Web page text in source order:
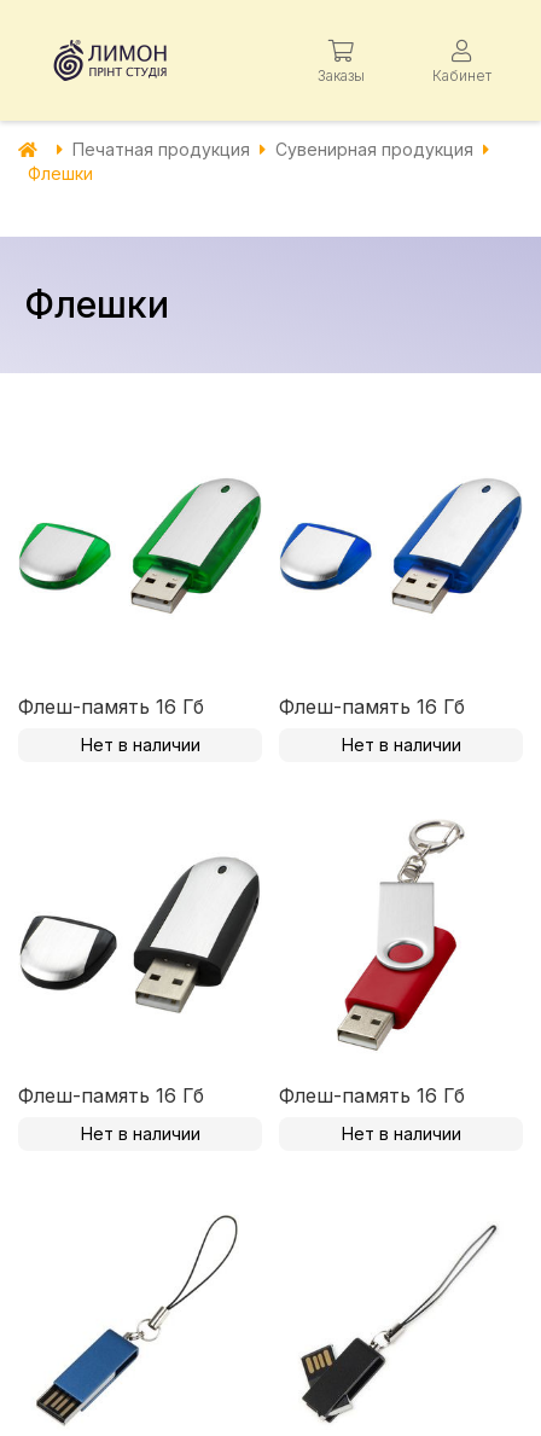
Заказы Кабинет
Печатная продукция
Сувенирная продукция
Флешки
Флешки
Флеш-память 16 Гб
Нет в наличии
Флеш-память 16 Гб
Нет в наличии
Флеш-память 16 Гб
Нет в наличии
Флеш-память 16 Гб
Нет в наличии